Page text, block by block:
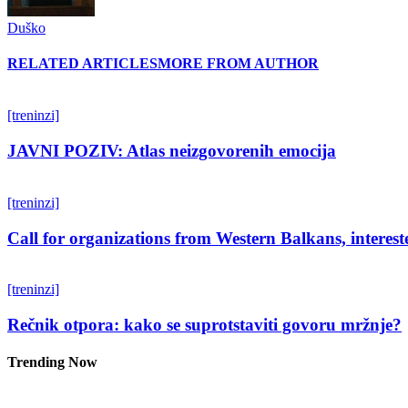
Duško
RELATED ARTICLESMORE FROM AUTHOR
[treninzi]
JAVNI POZIV: Atlas neizgovorenih emocija
[treninzi]
Call for organizations from Western Balkans,
[treninzi]
Rečnik otpora: kako se suprotstaviti govoru mržnje?
Trending Now